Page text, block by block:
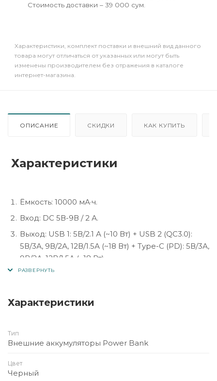
Стоимость доставки – 39 000 сум.
Xарактеристики, комплект поставки и внешний вид данного
товара могут отличаться от указанных или могут быть
изменены производителем без отражения в каталоге
интернет-магазина.
ОПИСАНИЕ СКИДКИ КАК КУПИТЬ
Характеристики
Ёмкость: 10000 мА·ч.
Вход: DC 5В-9В / 2 А.
Выход: USB 1: 5В/2.1 А (~10 Вт) + USB 2 (QC3.0):
5В/3А, 9В/2А, 12В/1.5А (~18 Вт) + Type-C (PD): 5В/3А,
9В/2А, 12В/1.5А (~18 Вт)
Беспроводная зарядка: ~10 Вт (QI-стандарт).
Цвет: чёрный/белый (варианты)
Характеристики
Тип
Внешние аккумуляторы Power Bank
Цвет
Черный